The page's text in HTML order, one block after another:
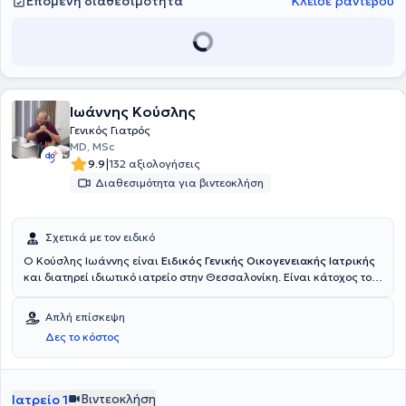
Ιωάννης Κούσλης
Γενικός Γιατρός
MD, MSc
9.9|132 αξιολογήσεις
Διαθεσιμότητα για βιντεοκλήση
Σχετικά με τον ειδικό
O Κούσλης Ιωάννης είναι Ειδικός Γενικής Οικογενειακής Ιατρικής
και διατηρεί ιδιωτικό ιατρείο στην Θεσσαλονίκη. Είναι κάτοχος του
Αθλητιατρική καθώς και Μετεκπαίδευσης στην Επείγουσα Ιατρική
Προνοσοκομειακή Φροντίδα.Στο ιατρείο του παρέχονται υπηρεσίες
ολοκληρωμένης φροντίδας σε χρόνια νοσήματα (Σακχαρώδης
Διαβήτης, Αρτηριακή
Προληπτικής Ιατρικής,Επειγόντων Περιστατικών, Επισκέψεις Κατ'
Απλή επίσκεψη
Δες το κόστος
Ιατρείο 1 Βιντεοκλήση